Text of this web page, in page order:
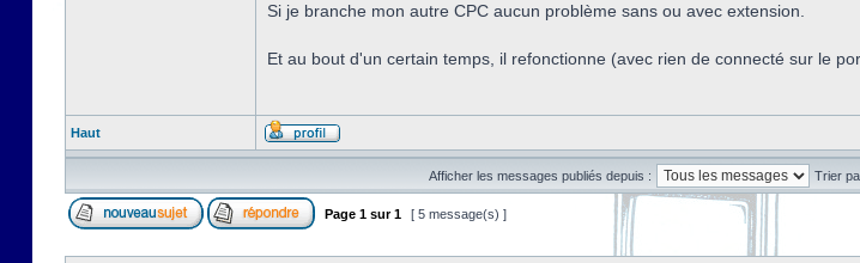
Si je branche mon autre CPC aucun problème sans ou avec extension.
Et au bout d'un certain temps, il refonctionne (avec rien de connecté sur le
Haut
Afficher les messages publiés depuis : Trier
Page 1 sur1 [ 5 message(s) ]